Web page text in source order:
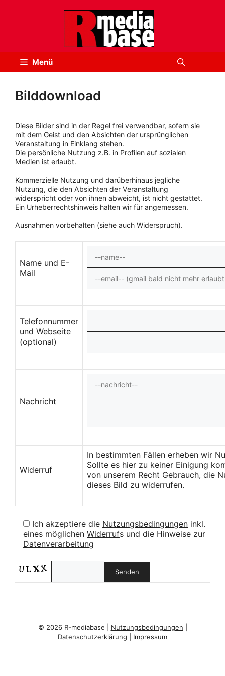
Menü
Bilddownload
Diese Bilder sind in der Regel frei verwendbar, sofern sie
mit dem Geist und den Absichten der ursprünglichen
Veranstaltung in Einklang stehen.
Die persönliche Nutzung z.B. in Profilen auf sozialen
Medien ist erlaubt.
Kommerzielle Nutzung und darüberhinaus jegliche
Nutzung, die den Absichten der Veranstaltung
widerspricht oder von ihnen abweicht, ist nicht gestattet.
Ein Urheberrechtshinweis halten wir für angemessen.
Ausnahmen vorbehalten (siehe auch Widerspruch).
Name und E-
Mail
Telefonnummer
und Webseite
(optional)
Nachricht
Widerruf
In bestimmten Fällen erheben wir
Sollte es hier zu keiner Einigung
von unserem Recht Gebrauch, die
dieses Bild zu widerrufen.
Ich akzeptiere die Nutzungsbedingungen inkl.
eines möglichen Widerrufs und die Hinweise zur
Datenverarbeitung
© 2026 R-mediabase | Nutzungsbedingungen
Datenschutzerklärung
Impressum